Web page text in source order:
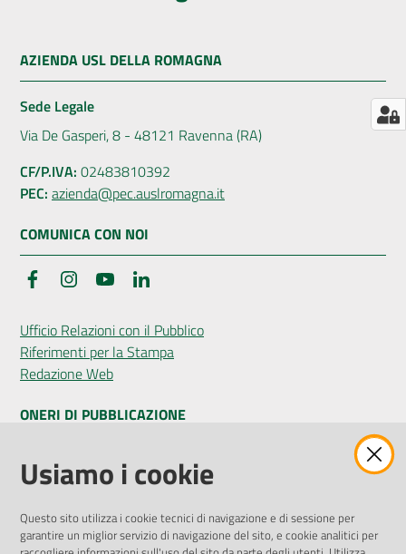
AZIENDA USL DELLA ROMAGNA
Sede Legale
Via De Gasperi, 8 - 48121 Ravenna (RA)
CF/P.IVA: 02483810392
PEC: azienda@pec.auslromagna.it
COMUNICA CON NOI
FacebookInstagramYouTube
Ufficio Relazioni con il Pubblico
Riferimenti per la Stampa
Redazione Web
ONERI DI PUBBLICAZIONE
Amministrazione Trasparente
Pubblicità legale
Privacy Policy
Attuazione Misure PNRR
Usiamo i cookie
Questo sito utilizza i cookie tecnici di navigazione e di sessione per
garantire un miglior servizio di navigazione del sito, e cookie analitici per